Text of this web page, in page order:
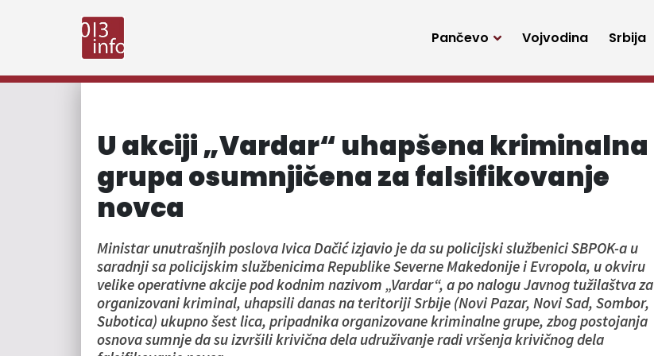
Pančevo Vojvodina Srbija
U akciji „Vardar“ uhapšena kriminalna
grupa osumnjičena za falsifikovanje
novca
Ministar unutrašnjih poslova Ivica Dačić izjavio je da su policijski službenici SBPOK-a u
saradnji sa policijskim službenicima Republike Severne Makedonije i Evropola, u okviru
velike operativne akcije pod kodnim nazivom „Vardar“, a po nalogu Javnog tužilaštva za
organizovani kriminal, uhapsili danas na teritoriji Srbije (Novi Pazar, Novi Sad, Sombor,
Subotica) ukupno šest lica, pripadnika organizovane kriminalne grupe, zbog postojanja
osnova sumnje da su izvršili krivična dela udruživanje radi vršenja krivičnog dela